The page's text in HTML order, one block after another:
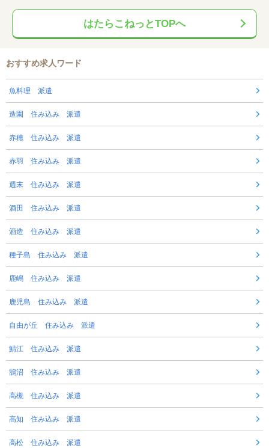
はたらこねっとTOPへ
おすすめ求人ワード
魚料理 派遣
造園 住み込み 派遣
赤穂 住み込み 派遣
赤羽 住み込み 派遣
週末 住み込み 派遣
酒田 住み込み 派遣
酒造 住み込み 派遣
種子島 住み込み 派遣
鹿嶋 住み込み 派遣
鹿児島 住み込み 派遣
自由が丘 住み込み 派遣
鯖江 住み込み 派遣
鵠沼 住み込み 派遣
高槻 住み込み 派遣
高知 住み込み 派遣
高松 住み込み 派遣